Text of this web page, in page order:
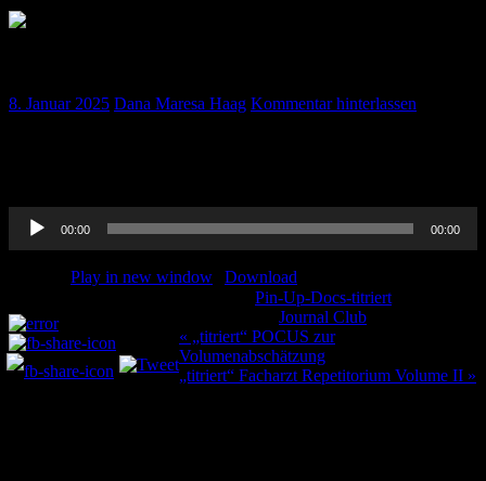
8. Januar 2025 Dana Maresa Haag Kommentar hinterlassen
Audio-
Player
00:00 00:00
Play in new window
Download
Pin-Up-Docs-titriert
Journal Club
Beitragsnavigation« „titriert“ POCUS zur
Volumenabschätzung
„titriert“ Facharzt Repetitorium Volume II »